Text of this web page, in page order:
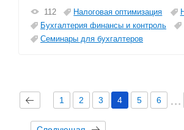
112 Налоговая оптимизация
Бухгалтерия финансы и контроль
Семинары для бухгалтеров
1 2 3 4 5 6